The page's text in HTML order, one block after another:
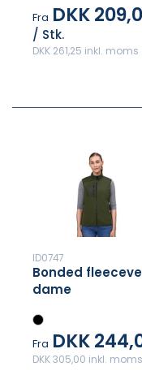
Fra DKK
/ Stk.
DKK 261,25 inkl. moms
ID0747
Bonded
dame
Fra DKK
DKK 305,00 inkl. moms